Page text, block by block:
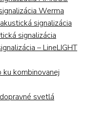
Werma
signalizácia
signalizácia
– LineLIGHT
kombinovanej
svetlá